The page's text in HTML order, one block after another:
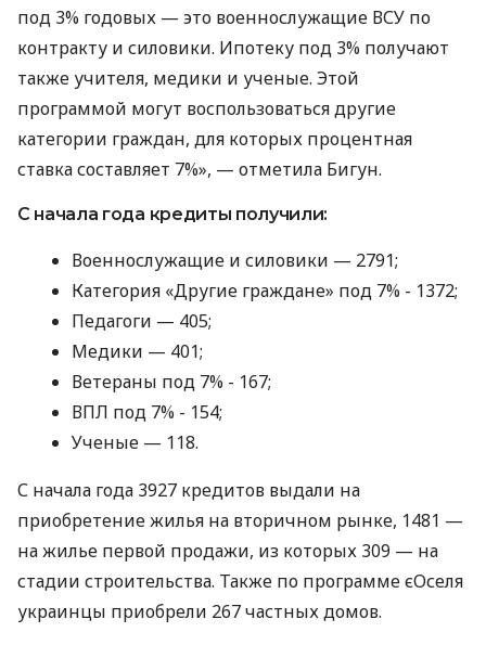
под 3% годовых — это военнослужащие ВСУ по
контракту и силовики. Ипотеку под 3% получают
также учителя, медики и ученые. Этой
программой могут воспользоваться другие
категории граждан, для которых процентная
ставка составляет 7%», — отметила Бигун.
С начала года кредиты получили:
Военнослужащие и силовики — 2791;
Категория «Другие граждане» под 7% - 1372;
Педагоги — 405;
Медики — 401;
Ветераны под 7% - 167;
ВПЛ под 7% - 154;
Ученые — 118.
С начала года 3927 кредитов выдали на
приобретение жилья на вторичном рынке, 1481 —
на жилье первой продажи, из которых 309 — на
стадии строительства. Также по программе єОселя
украинцы приобрели 267 частных домов.